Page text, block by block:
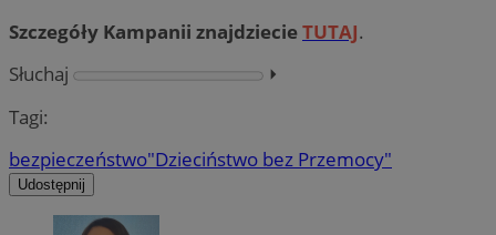
Szczegóły Kampanii znajdziecieTUTAJ.
Słuchaj
⏵︎
Tagi:
bezpieczeństwo"Dzieciństwo bez Przemocy"
Udostępnij